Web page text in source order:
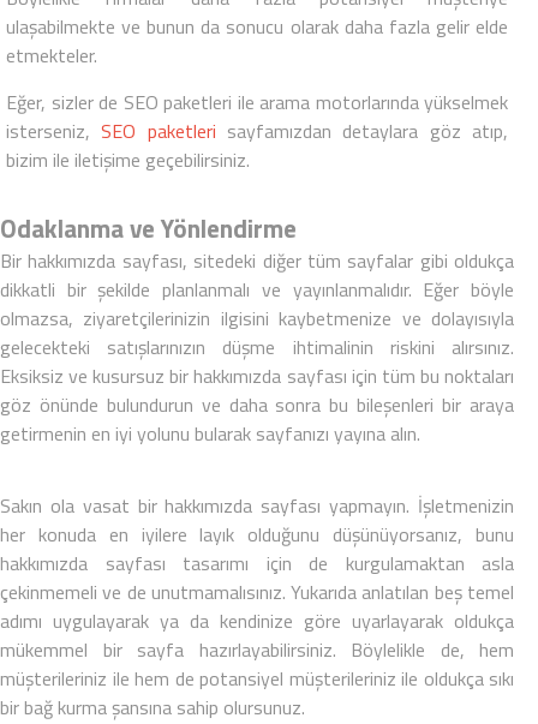
ulaşabilmekte ve bunun da sonucu olarak daha fazla gelir elde
etmekteler.
Eğer, sizler de SEO paketleri ile arama motorlarında yükselmek
isterseniz,SEO paketleri sayfamızdan detaylara göz atıp,
bizim ile iletişime geçebilirsiniz.
Odaklanma ve Yönlendirme
Bir hakkımızda sayfası, sitedeki diğer tüm sayfalar gibi oldukça
dikkatli bir şekilde planlanmalı ve yayınlanmalıdır. Eğer böyle
olmazsa, ziyaretçilerinizin ilgisini kaybetmenize ve dolayısıyla
gelecekteki satışlarınızın düşme ihtimalinin riskini alırsınız.
Eksiksiz ve kusursuz bir hakkımızda sayfası için tüm bu noktaları
göz önünde bulundurun ve daha sonra bu bileşenleri bir araya
getirmenin en iyi yolunu bularak sayfanızı yayına alın.
Sakın ola vasat bir hakkımızda sayfası yapmayın. İşletmenizin
her konuda en iyilere layık olduğunu düşünüyorsanız, bunu
hakkımızda sayfası tasarımı için de kurgulamaktan asla
çekinmemeli ve de unutmamalısınız. Yukarıda anlatılan beş temel
adımı uygulayarak ya da kendinize göre uyarlayarak oldukça
mükemmel bir sayfa hazırlayabilirsiniz. Böylelikle de, hem
müşterileriniz ile hem de potansiyel müşterileriniz ile oldukça sıkı
bir bağ kurma şansına sahip olursunuz.